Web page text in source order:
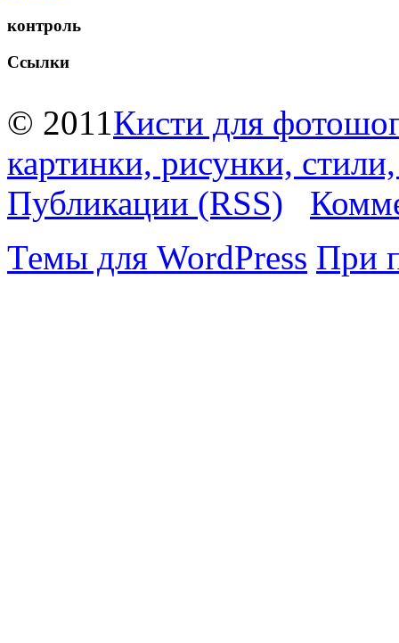
контроль
Ссылки
© 2011Кисти для
картинки, рисунки,
Публикации (RSS)
Темы для WordPress При